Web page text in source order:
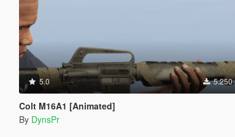
5.0 5.250
Colt M16A1 [Animated]
By DynsPr